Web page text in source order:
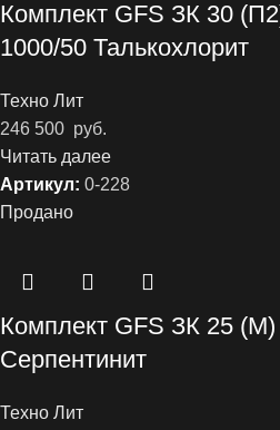
Комплект GFS ЗК 30
1000/50 Талькохлорит
Техно Лит
246 500 руб.
Читать далее
Артикул: 0-228
Продано
Комплект GFS ЗК 25
Серпентинит
Техно Лит